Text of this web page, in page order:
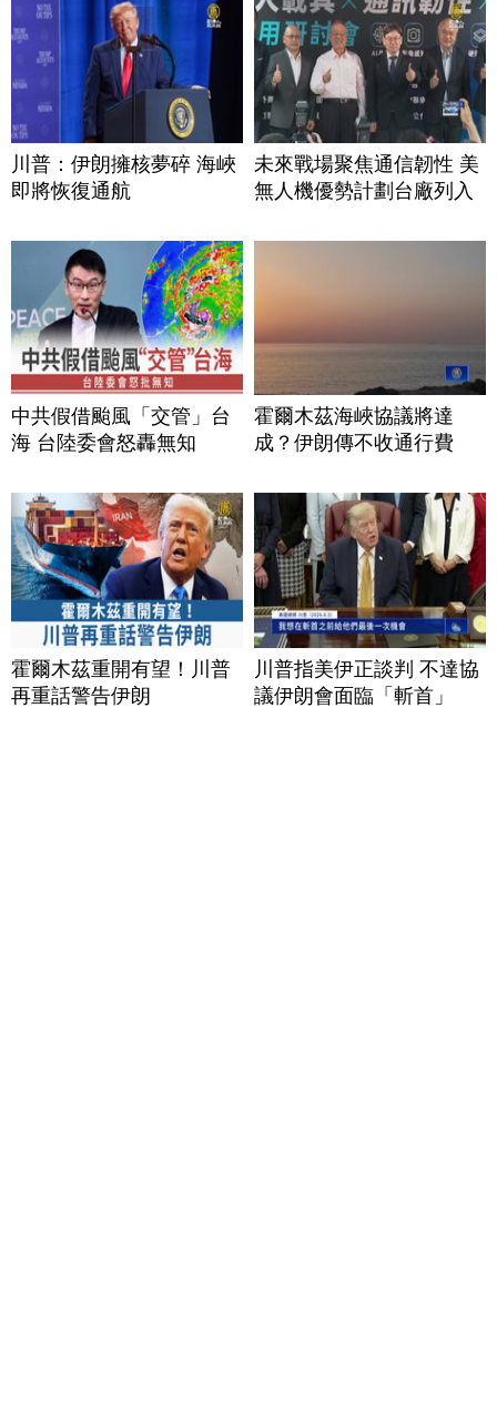
川普：伊朗擁核夢碎 海峽
即將恢復通航
未來戰場聚焦通信韌性 美
無人機優勢計劃台廠列入
中共假借颱風「交管」台
海 台陸委會怒轟無知
霍爾木茲海峽協議將達
成？伊朗傳不收通行費
霍爾木茲重開有望！川普
再重話警告伊朗
川普指美伊正談判 不達協
議伊朗會面臨「斬首」